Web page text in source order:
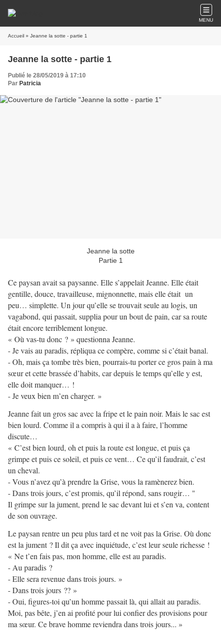
MENU
Accueil » Jeanne la sotte - partie 1
Jeanne la sotte - partie 1
Publié le 28/05/2019 à 17:10
Par Patricia
Jeanne la sotte
Partie 1
Ce paysan avait sa paysanne. Elle s’appelait Jeanne. Elle était
gentille, douce, travailleuse, mignonnette, mais elle était un
peu… simplette. Un jour qu’elle se trouvait seule au logis, un
vagabond, qui passait, supplia pour un bout de pain, car sa route
était encore terriblement longue.
« Où vas-tu donc ? » questionna Jeanne.
- Je vais au paradis, répliqua ce compère, comme si c’était banal.
- Oh, mais ça tombe très bien, pourrais-tu porter ce gros pain à ma
sœur et cette brassée d’habits, car depuis le temps qu’elle y est,
elle doit manquer… !
- Je veux bien m’en charger. »
Jeanne fait un gros sac avec la fripe et le pain noir. Mais le sac est
bien lourd. Comme il a compris à qui il a à faire, l’homme
discute…
« C’est bien lourd, oh et puis la route est longue, et puis ça
grimpe et puis ce soleil, et puis ce vent… Ce qu’il faudrait, c’est
un cheval.
- Vous n’avez qu’à prendre la Grise, vous la ramènerez bien.
- Dans trois jours, c’est promis, qu’il répond, sans rougir… "
Il grimpe sur la jument, prend le sac devant lui et s’en va, content
de son ouvrage.
Le paysan rentre un peu plus tard et ne voit pas la Grise. Où donc
est la jument ? Il dit ça avec inquiétude, c’est leur seule richesse !
« Ne t’en fais pas, mon homme, elle est au paradis.
- Au paradis ?
- Elle sera revenue dans trois jours. »
- Dans trois jours ?? »
- Oui, figures-toi qu’un homme passait là, qui allait au paradis.
Moi, pas bête, j’en ai profité pour lui confier des provisions pour
ma sœur. Ce brave homme reviendra dans trois jours... »